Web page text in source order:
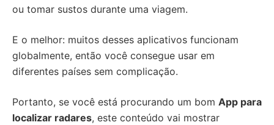
ou tomar sustos durante uma viagem.
E o melhor: muitos desses aplicativos funcionam
globalmente, então você consegue usar em
diferentes países sem complicação.
Portanto, se você está procurando um bom App para
localizar radares, este conteúdo vai mostrar